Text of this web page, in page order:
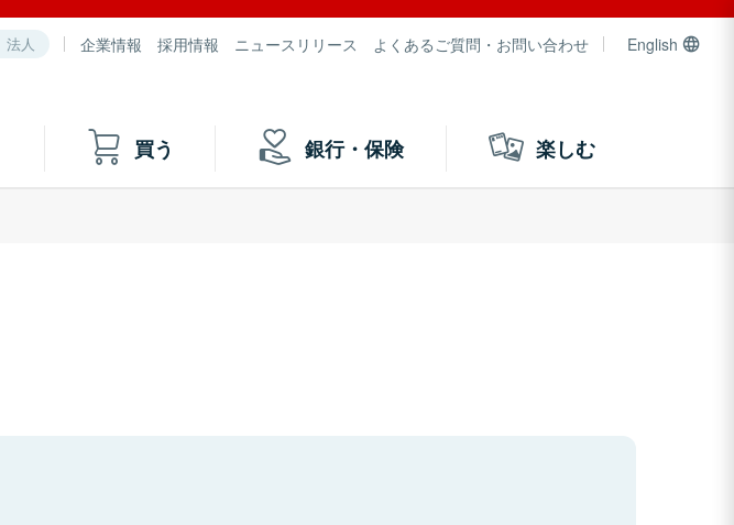
法人 企業情報 採用情報 ニュースリリース よくあるご質問・お問い合わせ English
買う 銀行・保険 楽しむ